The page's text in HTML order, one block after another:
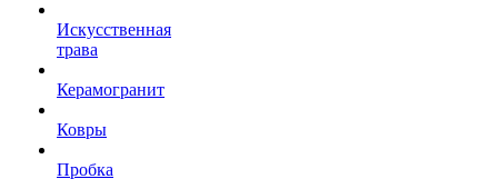
Искусственная
трава
Керамогранит
Ковры
Пробка